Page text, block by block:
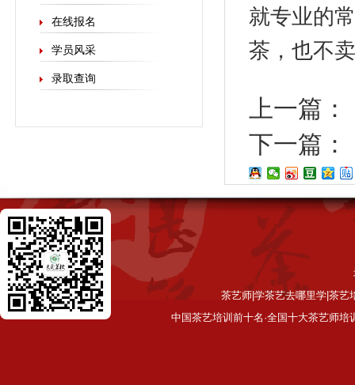
在线报名
学员风采
录取查询
就专业的
茶，也不
上一篇：
下一篇：
茶艺师|学茶艺去哪里学|茶艺
中国茶艺培训前十名·全国十大茶艺师培